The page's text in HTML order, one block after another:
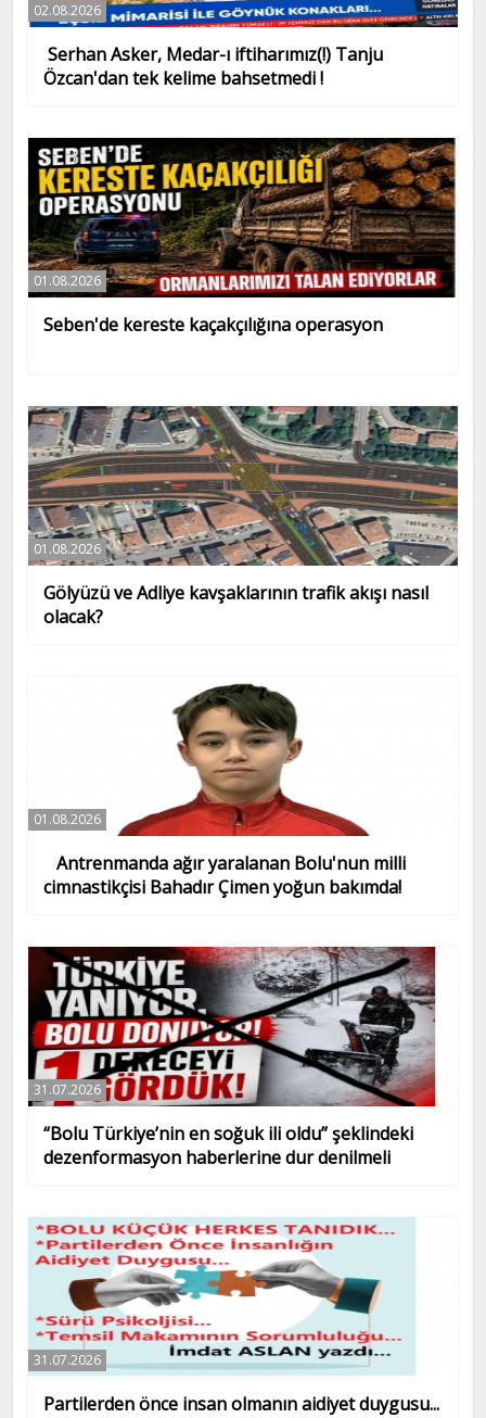
02.08.2026
Serhan Asker, Medar-ı iftiharımız(!) Tanju
Özcan'dan tek kelime bahsetmedi !
01.08.2026
Seben'de kereste kaçakçılığına operasyon
01.08.2026
Gölyüzü ve Adliye kavşaklarının trafik akışı nasıl
olacak?
01.08.2026
Antrenmanda ağır yaralanan Bolu'nun milli
cimnastikçisi Bahadır Çimen yoğun bakımda!
31.07.2026
“Bolu Türkiye’nin en soğuk ili oldu” şeklindeki
dezenformasyon haberlerine dur denilmeli
31.07.2026
Partilerden önce insan olmanın aidiyet duygusu...